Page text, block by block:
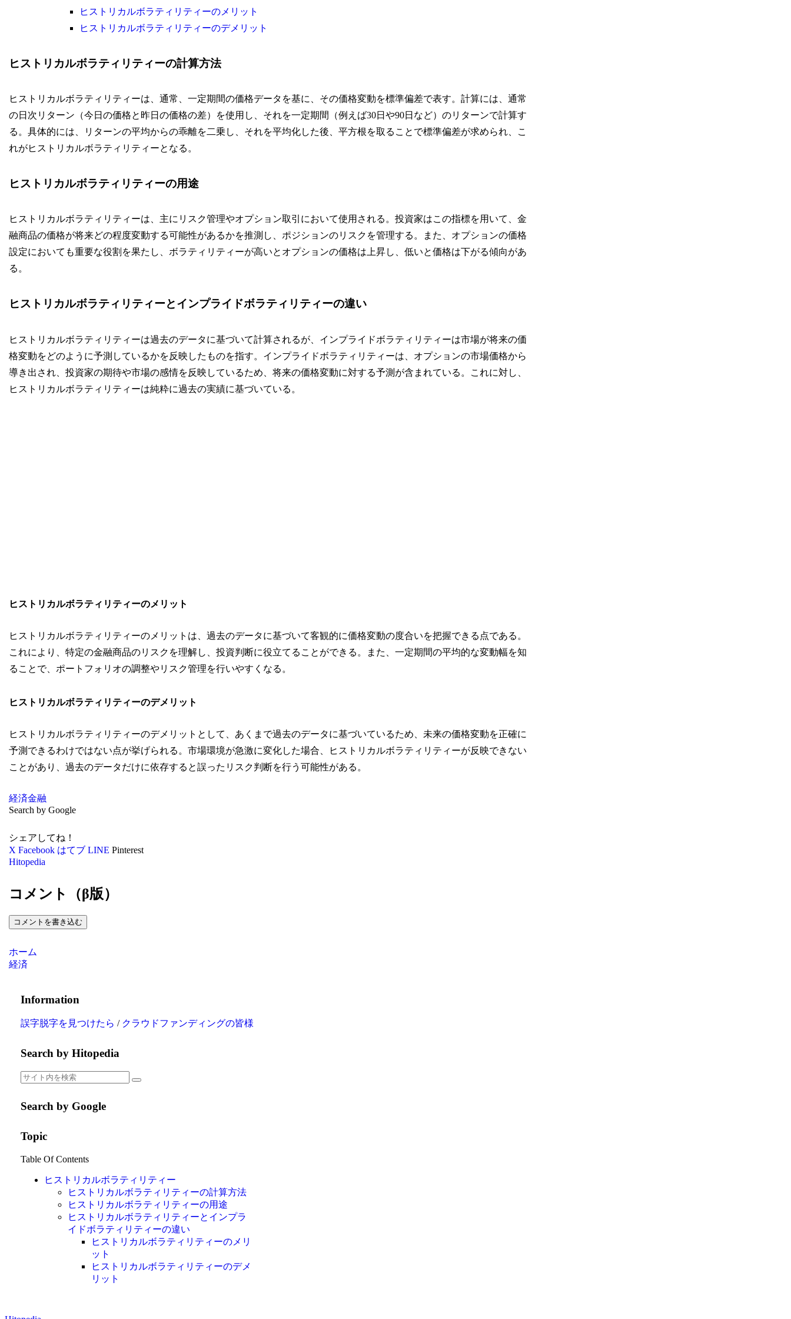
ヒストリカルボラティリティーのメリット
ヒストリカルボラティリティーのデメリット
ヒストリカルボラティリティーの計算方法
ヒストリカルボラティリティーは、通常、一定期間の価格データを基に、その価格変動を標準偏差で表す。計算には、通常
の日次リターン（今日の価格と昨日の価格の差）を使用し、それを一定期間（例えば30日や90日など）のリターンで計算す
る。具体的には、リターンの平均からの乖離を二乗し、それを平均化した後、平方根を取ることで標準偏差が求められ、こ
れがヒストリカルボラティリティーとなる。
ヒストリカルボラティリティーの用途
ヒストリカルボラティリティーは、主にリスク管理やオプション取引において使用される。投資家はこの指標を用いて、金
融商品の価格が将来どの程度変動する可能性があるかを推測し、ポジションのリスクを管理する。また、オプションの価格
設定においても重要な役割を果たし、ボラティリティーが高いとオプションの価格は上昇し、低いと価格は下がる傾向があ
る。
ヒストリカルボラティリティーとインプライドボラティリティーの違い
ヒストリカルボラティリティーは過去のデータに基づいて計算されるが、インプライドボラティリティーは市場が将来の価
格変動をどのように予測しているかを反映したものを指す。インプライドボラティリティーは、オプションの市場価格から
導き出され、投資家の期待や市場の感情を反映しているため、将来の価格変動に対する予測が含まれている。これに対し、
ヒストリカルボラティリティーは純粋に過去の実績に基づいている。
ヒストリカルボラティリティーのメリット
ヒストリカルボラティリティーのメリットは、過去のデータに基づいて客観的に価格変動の度合いを把握できる点である。
これにより、特定の金融商品のリスクを理解し、投資判断に役立てることができる。また、一定期間の平均的な変動幅を知
ることで、ポートフォリオの調整やリスク管理を行いやすくなる。
ヒストリカルボラティリティーのデメリット
ヒストリカルボラティリティーのデメリットとして、あくまで過去のデータに基づいているため、未来の価格変動を正確に
予測できるわけではない点が挙げられる。市場環境が急激に変化した場合、ヒストリカルボラティリティーが反映できない
ことがあり、過去のデータだけに依存すると誤ったリスク判断を行う可能性がある。
経済金融
Search by Google
シェアしてね！
X Facebook はてブ LINE Pinterest
Hitopedia
コメント（β版）
コメントを書き込む
ホーム
経済
Information
誤字脱字を見つけたら / クラウドファンディングの皆様
Search by Hitopedia
Search by Google
Topic
Table Of Contents
ヒストリカルボラティリティー
ヒストリカルボラティリティーの計算方法
ヒストリカルボラティリティーの用途
ヒストリカルボラティリティーとインプラ
イドボラティリティーの違い
ヒストリカルボラティリティーのメリ
ット
ヒストリカルボラティリティーのデメ
リット